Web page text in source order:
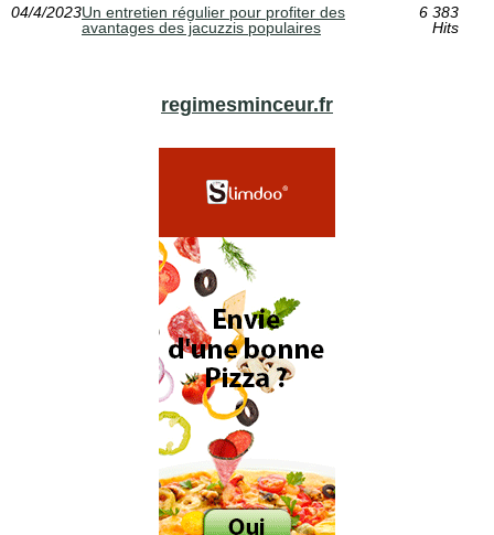
04/4/2023Un entretien régulier pour profiter des
avantages des jacuzzis populaires
6 383
Hits
regimesminceur.fr